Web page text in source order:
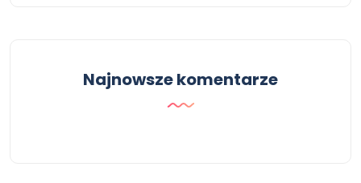
Najnowsze komentarze